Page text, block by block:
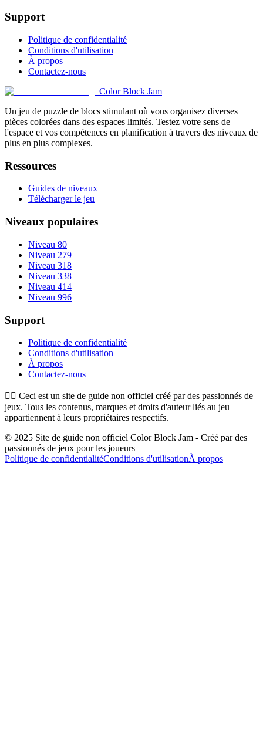
Support
Politique de confidentialité
Conditions d'utilisation
À propos
Contactez-nous
Color Block Jam
Un jeu de puzzle de blocs stimulant où vous organisez diverses
pièces colorées dans des espaces limités. Testez votre sens de
l'espace et vos compétences en planification à travers des niveaux de
plus en plus complexes.
Ressources
Guides de niveaux
Télécharger le jeu
Niveaux populaires
Niveau 80
Niveau 279
Niveau 318
Niveau 338
Niveau 414
Niveau 996
Support
Politique de confidentialité
Conditions d'utilisation
À propos
Contactez-nous
👉🏻 Ceci est un site de guide non officiel créé par des passionnés de
jeux. Tous les contenus, marques et droits d'auteur liés au jeu
appartiennent à leurs propriétaires respectifs.
© 2025 Site de guide non officiel Color Block Jam - Créé par des
passionnés de jeux pour les joueurs
Politique de confidentialitéConditions d'utilisationÀ propos